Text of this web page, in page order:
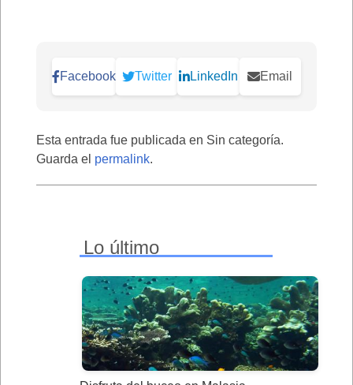
Facebook Twitter LinkedIn Email
Esta entrada fue publicada en Sin categoría.
Guarda el permalink.
Lo último